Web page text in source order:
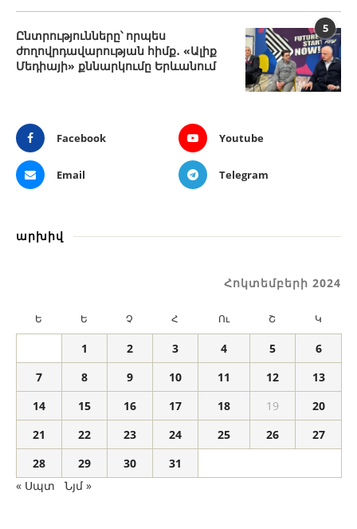
5
Ընտրությունները՝ որպես
ժողովրդավարության հիմք․ «Ալիք
Մեդիայի» քննարկումը Երևանում
Facebook Youtube
Email Telegram
արխիվ
Հոկտեմբերի 2024
Ե Ե Չ Հ Ու Շ Կ
1 2 3 4 5
6
7
8 9 10 11 12
13
14
15 16 17 18 19
20
21
22 23 24 25 26
27
28
29 30
31
« Սպտ
Նյմ »